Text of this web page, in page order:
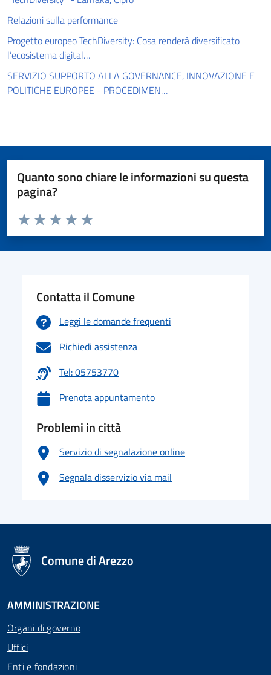
Relazioni sulla performance
Progetto europeo TechDiversity: Cosa renderà diversificato
l’ecosistema digital…
SERVIZIO SUPPORTO ALLA GOVERNANCE, INNOVAZIONE E
POLITICHE EUROPEE - PROCEDIMEN…
Quanto sono chiare le informazioni su questa
pagina?
Valuta da 1 a 5 stelle la pagina
Valuta 5 stelle su 5
Valuta 4 stelle su 5
Valuta 3 stelle su 5
Valuta 2 stelle su 5
Valuta 1 stelle su 5
Contatta il Comune
Leggi le domande frequenti
Richiedi assistenza
Tel: 05753770
Prenota appuntamento
Problemi in città
Servizio di segnalazione online
Segnala disservizio via mail
logo Unione Europea
Comune di Arezzo
AMMINISTRAZIONE
Organi di governo
Uffici
Enti e fondazioni